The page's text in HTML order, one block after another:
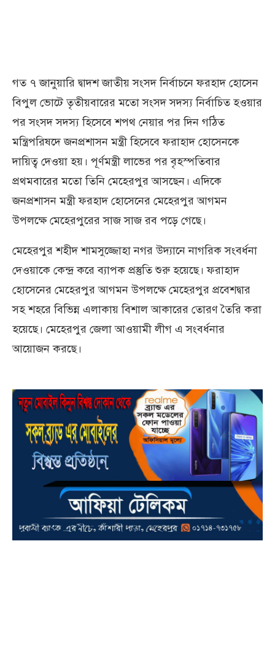
গত ৭ জানুয়ারি দ্বাদশ জাতীয় সংসদ নির্বাচনে ফরহাদ হোসেন
বিপুল ভোটে তৃতীয়বারের মতো সংসদ সদস্য নির্বাচিত হওয়ার
পর সংসদ সদস্য হিসেবে শপথ নেয়ার পর দিন গঠিত
মন্ত্রিপরিষদে জনপ্রশাসন মন্ত্রী হিসেবে ফরাহাদ হোসেনকে
দায়িত্ব দেওয়া হয়। পূর্ণমন্ত্রী লাভের পর বৃহস্পতিবার
প্রথমবারের মতো তিনি মেহেরপুর আসছেন। এদিকে
জনপ্রশাসন মন্ত্রী ফরহাদ হোসেনের মেহেরপুর আগমন
উপলক্ষে মেহেরপুরের সাজ সাজ রব পড়ে গেছে।
মেহেরপুর শহীদ শামসুজ্জোহা নগর উদ্যানে নাগরিক সংবর্ধনা
দেওয়াকে কেন্দ্র করে ব্যাপক প্রস্তুতি শুরু হয়েছে। ফরাহাদ
হোসেনের মেহেরপুর আগমন উপলক্ষে মেহেরপুর প্রবেশদ্বার
সহ শহরে বিভিন্ন এলাকায় বিশাল আকারের তোরণ তৈরি করা
হয়েছে। মেহেরপুর জেলা আওয়ামী লীগ এ সংবর্ধনার
আয়োজন করছে।